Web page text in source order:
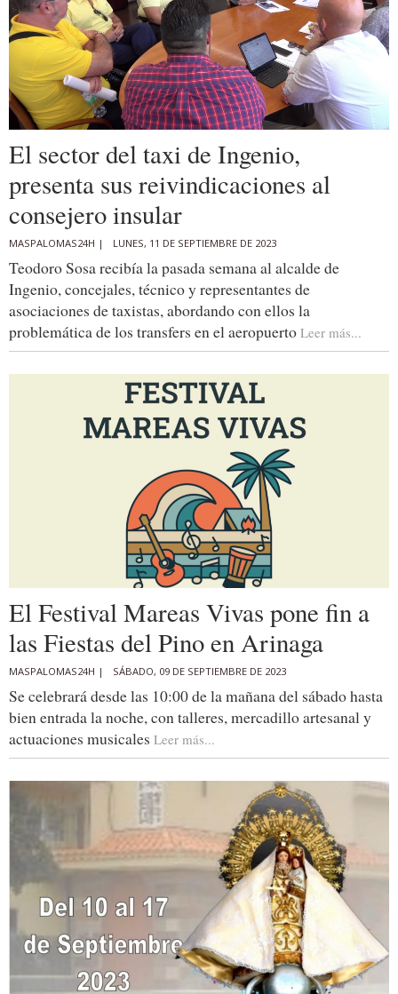
El sector del taxi de Ingenio,
presenta sus reivindicaciones al
consejero insular
MASPALOMAS24H | LUNES, 11 DE SEPTIEMBRE DE 2023
Teodoro Sosa recibía la pasada semana al alcalde de
Ingenio, concejales, técnico y representantes de
asociaciones de taxistas, abordando con ellos la
problemática de los transfers en el aeropuerto Leer más...
El Festival Mareas Vivas pone fin a
las Fiestas del Pino en Arinaga
MASPALOMAS24H | SÁBADO, 09 DE SEPTIEMBRE DE 2023
Se celebrará desde las 10:00 de la mañana del sábado hasta
bien entrada la noche, con talleres, mercadillo artesanal y
actuaciones musicales Leer más...